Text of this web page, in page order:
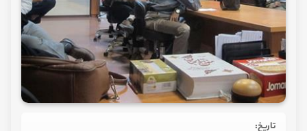
تاریخ: